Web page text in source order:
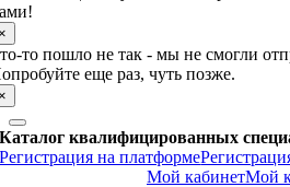
то пошло не так - мы не смогли
еще раз, чуть позже.
Каталог квалифицированных
Регистрация на платформе
Мой кабинетМой